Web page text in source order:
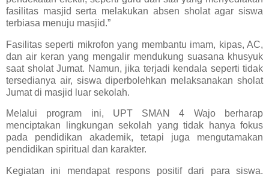
fasilitas masjid serta melakukan absen sholat agar siswa
terbiasa menuju masjid.”
Fasilitas seperti mikrofon yang membantu imam, kipas, AC,
dan air keran yang mengalir mendukung suasana khusyuk
saat sholat Jumat. Namun, jika terjadi kendala seperti tidak
tersedianya air, siswa diperbolehkan melaksanakan sholat
Jumat di masjid luar sekolah.
Melalui program ini, UPT SMAN 4 Wajo berharap
menciptakan lingkungan sekolah yang tidak hanya fokus
pada pendidikan akademik, tetapi juga mengutamakan
pendidikan spiritual dan karakter.
Kegiatan ini mendapat respons positif dari para siswa.